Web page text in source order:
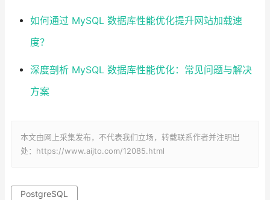
如何通过 MySQL 数据库性能优化提升网站加载速
度？
深度剖析 MySQL 数据库性能优化：常见问题与解决
方案
本文由网上采集发布，不代表我们立场，转载联系作者并注明出
处：https://www.aijto.com/12085.html
PostgreSQL